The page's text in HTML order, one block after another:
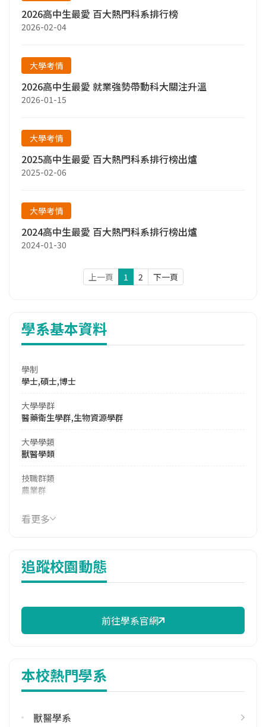
2026高中生最愛 百大熱門科系排行榜
2026-02-04
大學考情
2026高中生最愛 就業強勢帶動科大關注升溫
2026-01-15
大學考情
2025高中生最愛 百大熱門科系排行榜出爐
2025-02-06
大學考情
2024高中生最愛 百大熱門科系排行榜出爐
2024-01-30
上一頁 1 2 下一頁
學系基本資料
學制
學士,碩士,博士
大學學群
醫藥衛生學群,生物資源學群
大學學類
獸醫學類
技職群類
農業群
114年學費
16,830 元/學期
10,510 元/學期
114年註冊率
(08)7703202 #5089
屏東縣內埔鄉學府路1號
看更多
追蹤校園動態
前往學系官網
本校熱門學系
獸醫學系